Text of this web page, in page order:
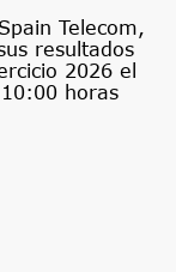
Telecom,
resultados
2026 el
horas